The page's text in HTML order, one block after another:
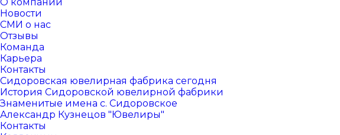
Новости
СМИ о нас
Отзывы
Команда
Карьера
Контакты
Сидоровская ювелирная фабрика сегодня
История Сидоровской ювелирной фабрики
Знаменитые имена с. Сидоровское
Александр Кузнецов "Ювелиры"
Контакты